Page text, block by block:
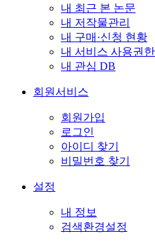
내 최근 본 논문
내 저작물관리
내 구매·신청 현황
내 서비스 사용권한
내 관심 DB
회원서비스
회원가입
로그인
아이디 찾기
비밀번호 찾기
설정
내 정보
검색환경설정